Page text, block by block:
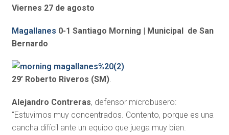
Viernes 27 de agosto
Magallanes 0-1 Santiago Morning | Municipal de San
Bernardo
29’ Roberto Riveros (SM).
Alejandro Contreras, defensor microbusero:
“Estuvimos muy concentrados. Contento, porque es una
cancha difícil ante un equipo que juega muy bien.